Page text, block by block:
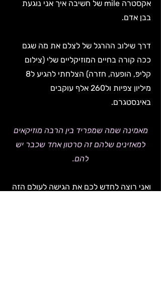
אקסטרה mile של חשיבה איך אני נוגעת
בבן אדם.
דרך שילוב ההרגל של לצלם את מה שגם
ככה קורה בחיים המוזיקליים שלי (צילום
קליפ, הופעה, חזרה) הצלחתי להגיע ל8
מיליון צפיות ול260 אלף עוקבים
באינסטגרם.
מאמינה שמה שמפריד בין הרבה מוזיקאים
למאזינים שלהם זה סרטון אחד שכבר יש
להם.
ואני רוצה לחדש לכם את הגישה לעולם הזה